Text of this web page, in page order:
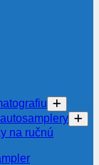
na ručnú